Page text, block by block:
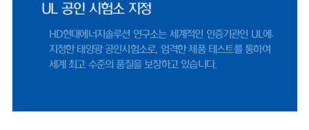
고, 태양광 설치 걸림돌이었던 '이격거리 규제' 관련 법 개정안이 2026년 9
나이스신용평가 선임연구원은 "미국 시장 내 FEOC(해외우려기관) 관련 규
제에 따라, 중국산 공급망에 대한 제약이 강화되면서 비중국계 공급망을 확
보한 기업으로서 수혜 여력이 존재한다"며 "미국 태양광 매출은 세액공제
달 정기주주총회를 통해 사업 목적에 '재생에너지 공급사업'을 명문화했다.
UL 공인 시험소 지정
HD현대에너지솔루션 연구소는 세계적인 인증기관인 UL에서
지정한 태양광 공인시험소로, 엄격한 제품 테스트를 통하여
세계 최고 수준의 품질을 보장하고 있습니다.